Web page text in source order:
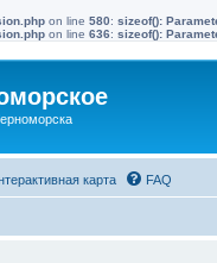
on line 580: sizeof():
on line 636: sizeof():
карта FAQ